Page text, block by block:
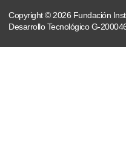
Copyright © 2026 Fundación
Desarrollo Tecnológico G-